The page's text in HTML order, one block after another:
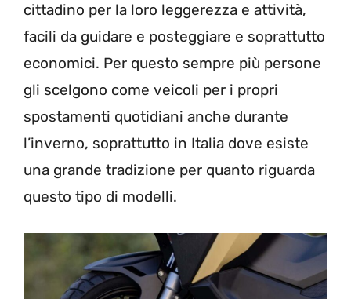
cittadino per la loro leggerezza e attività,
facili da guidare e posteggiare e soprattutto
economici. Per questo sempre più persone
gli scelgono come veicoli per i propri
spostamenti quotidiani anche durante
l’inverno, soprattutto in Italia dove esiste
una grande tradizione per quanto riguarda
questo tipo di modelli.